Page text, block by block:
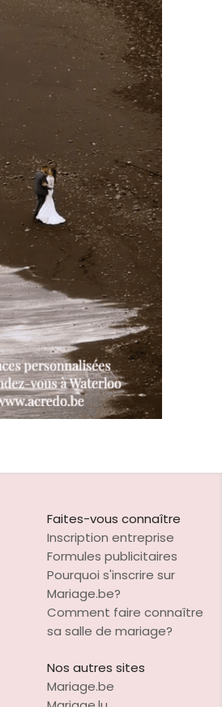
Faites-vous connaître
Inscription entreprise
Formules publicitaires
Pourquoi s'inscrire sur
Mariage.be?
Comment faire connaître
sa salle de mariage?
Nos autres sites
Mariage.be